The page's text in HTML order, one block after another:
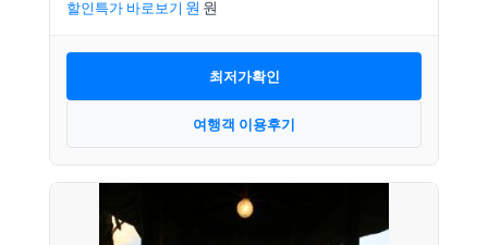
할인특가 바로보기
최저가확인
여행객 이용후기